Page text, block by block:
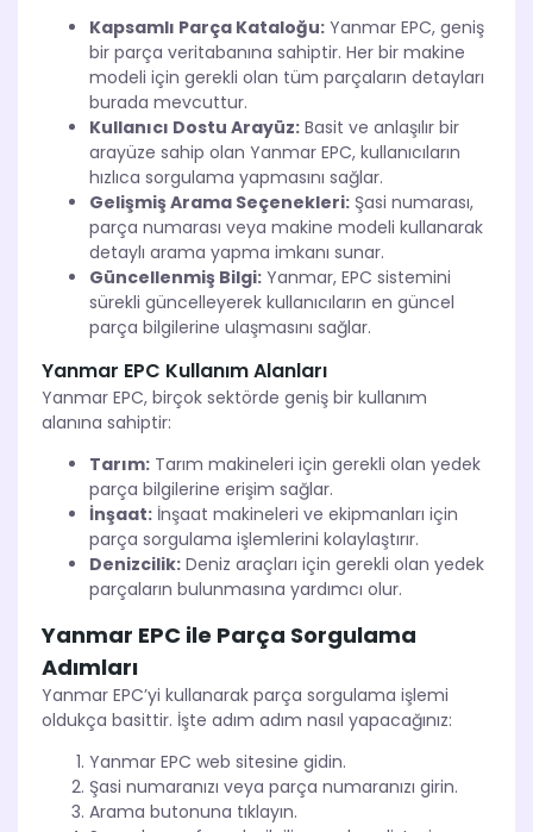
Kapsamlı Parça Kataloğu: Yanmar EPC, geniş
bir parça veritabanına sahiptir. Her bir makine
modeli için gerekli olan tüm parçaların detayları
burada mevcuttur.
Kullanıcı Dostu Arayüz: Basit ve anlaşılır bir
arayüze sahip olan Yanmar EPC, kullanıcıların
hızlıca sorgulama yapmasını sağlar.
Gelişmiş Arama Seçenekleri: Şasi numarası,
parça numarası veya makine modeli kullanarak
detaylı arama yapma imkanı sunar.
Güncellenmiş Bilgi: Yanmar, EPC sistemini
sürekli güncelleyerek kullanıcıların en güncel
parça bilgilerine ulaşmasını sağlar.
Yanmar EPC Kullanım Alanları
Yanmar EPC, birçok sektörde geniş bir kullanım
alanına sahiptir:
Tarım: Tarım makineleri için gerekli olan yedek
parça bilgilerine erişim sağlar.
İnşaat: İnşaat makineleri ve ekipmanları için
parça sorgulama işlemlerini kolaylaştırır.
Denizcilik: Deniz araçları için gerekli olan yedek
parçaların bulunmasına yardımcı olur.
Yanmar EPC ile Parça Sorgulama
Adımları
Yanmar EPC’yi kullanarak parça sorgulama işlemi
oldukça basittir. İşte adım adım nasıl yapacağınız:
Yanmar EPC web sitesine gidin.
Şasi numaranızı veya parça numaranızı girin.
Arama butonuna tıklayın.